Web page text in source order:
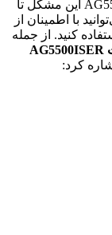
الکترونیکی آسیب برساند، اما در مدل AG5500ISER این مشکل تا
با اطمینان از
کنید. از جمله
کرد: